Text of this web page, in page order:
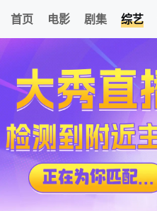
首页 电影 剧集 综艺
我的观影记录
只要有空 第二季
清空